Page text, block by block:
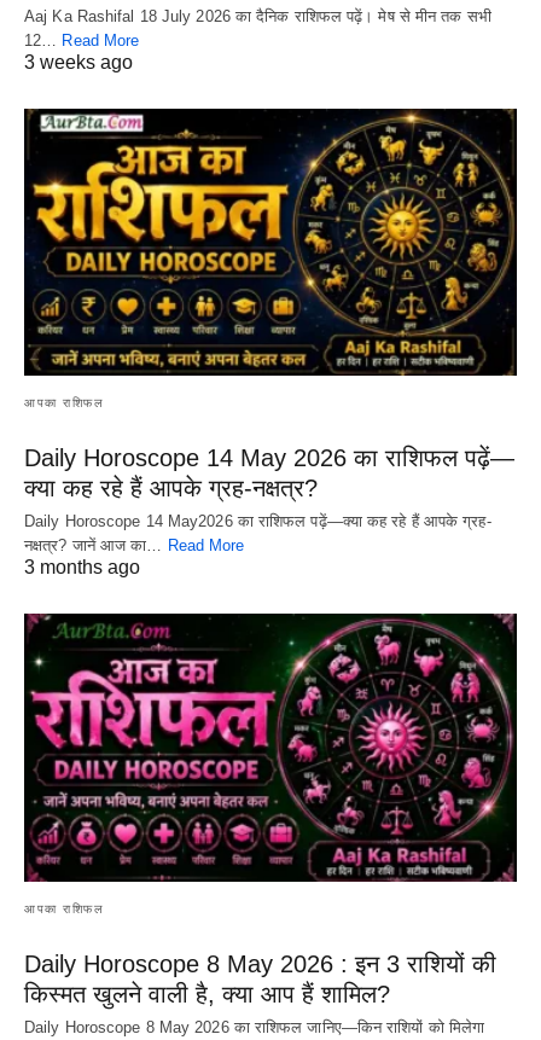
Aaj Ka Rashifal 18 July 2026 का दैनिक राशिफल पढ़ें। मेष से मीन तक सभी
12… Read More
3 weeks ago
आपका राशिफल
Daily Horoscope 14 May 2026 का राशिफल पढ़ें—
क्या कह रहे हैं आपके ग्रह-नक्षत्र?
Daily Horoscope 14 May2026 का राशिफल पढ़ें—क्या कह रहे हैं आपके ग्रह-
नक्षत्र? जानें आज का… Read More
3 months ago
आपका राशिफल
Daily Horoscope 8 May 2026 : इन 3 राशियों की
किस्मत खुलने वाली है, क्या आप हैं शामिल?
Daily Horoscope 8 May 2026 का राशिफल जानिए—किन राशियों को मिलेगा